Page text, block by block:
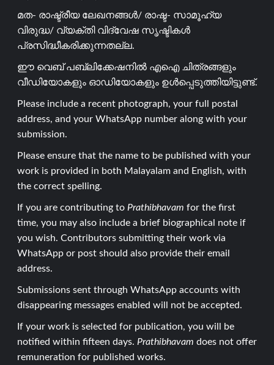
മത- രാഷ്ട്രീയ ലേഖനങ്ങൾ/ രാഷ്ട- സാമൂഹ്യ
വിരുദ്ധ/ വ്യക്തി വിദ്വേഷ സൃഷ്ടികൾ
പ്രസിദ്ധീകരിക്കുന്നതല്ല.
ഈ വെബ് പബ്ലിക്കേഷനിൽ എഐ ചിത്രങ്ങളും
വീഡിയോകളും ഓഡിയോകളും ഉൾപ്പെടുത്തിയിട്ടുണ്ട്.
Please include a recent photograph, your full postal
address, and your WhatsApp number along with your
submission.
Please ensure that the name to be published with your
work is provided in both Malayalam and English, with
the correct spelling.
If you are contributing to Prathibhavam for the first
time, you may also include a brief biographical note if
you wish. Contributors submitting their work via
WhatsApp or post should also provide their email
address.
Submissions sent through WhatsApp accounts with
disappearing messages enabled will not be accepted.
If your work is selected for publication, you will be
notified within fifteen days. Prathibhavam does not offer
remuneration for published works.